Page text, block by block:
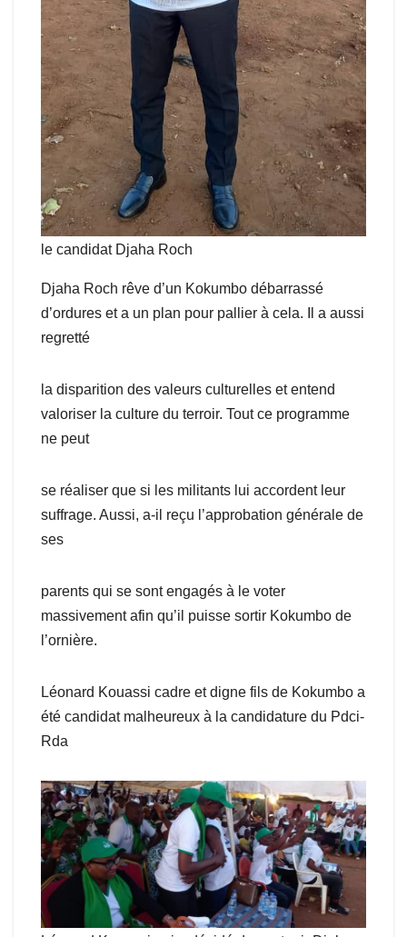
le candidat Djaha Roch
Djaha Roch rêve d’un Kokumbo débarrassé
d’ordures et a un plan pour pallier à cela. Il a aussi
regretté
la disparition des valeurs culturelles et entend
valoriser la culture du terroir. Tout ce programme
ne peut
se réaliser que si les militants lui accordent leur
suffrage. Aussi, a-il reçu l’approbation générale de
ses
parents qui se sont engagés à le voter
massivement afin qu’il puisse sortir Kokumbo de
l’ornière.
Léonard Kouassi cadre et digne fils de Kokumbo a
été candidat malheureux à la candidature du Pdci-
Rda